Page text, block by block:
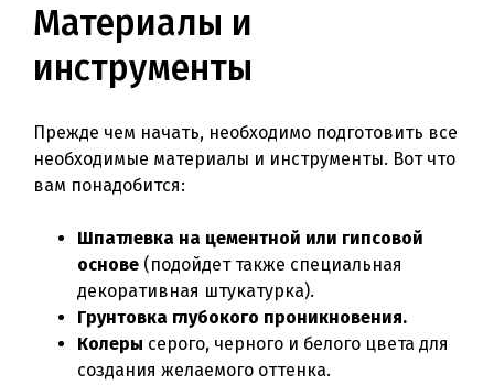
Материалы и
инструменты
Прежде чем начать, необходимо подготовить все
необходимые материалы и инструменты. Вот что
вам понадобится:
Шпатлевка на цементной или гипсовой
основе (подойдет также специальная
декоративная штукатурка).
Грунтовка глубокого проникновения.
Колеры серого, черного и белого цвета для
создания желаемого оттенка.